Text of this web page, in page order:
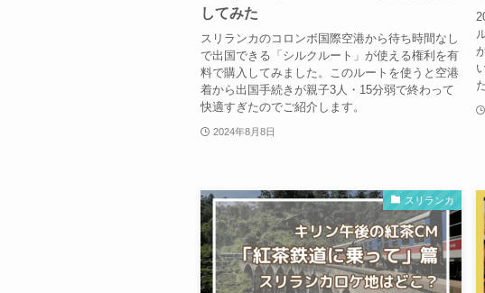
してみた
スリランカのコロンボ国際空港から待ち時間なし
で出国できる「シルクルート」が使える権利を有
料で購入してみました。このルートを使うと空港
着から出国手続きが親子3人・15分弱で終わって
快適すぎたのでご紹介します。
2024年8月8日
スリランカ